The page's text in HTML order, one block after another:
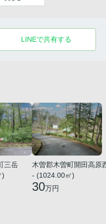
LINEで共有する
三岳
)
木曽郡木曽町開田高原
- (1024.00㎡)
30万円